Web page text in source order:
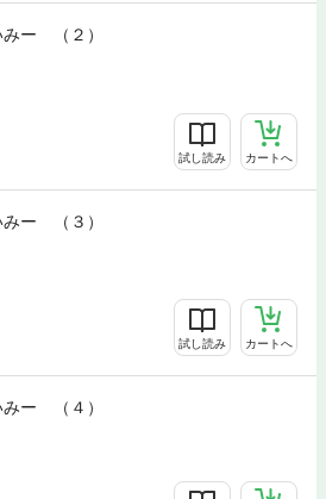
みー （２）
試し読み カートへ
みー （３）
試し読み カートへ
みー （４）